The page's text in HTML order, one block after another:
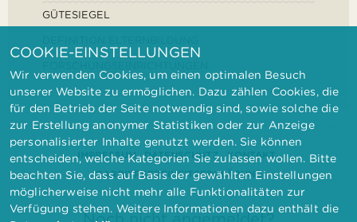
GÜTESIEGEL
IMPRESSUM DATENSCHUTZ
KONTAKT
BARRIEREFREIHEITSERKLÄRUNG
COOKIE-EINSTELLUNGEN
Wir verwenden Cookies, um einen optimalen Besuch
unserer Website zu ermöglichen. Dazu zählen Cookies, die
für den Betrieb der Seite notwendig sind, sowie solche die
zur Erstellung anonymer Statistiken oder zur Anzeige
personalisierter Inhalte genutzt werden. Sie können
entscheiden, welche Kategorien Sie zulassen wollen. Bitte
beachten Sie, dass auf Basis der gewählten Einstellungen
möglicherweise nicht mehr alle Funktionalitäten zur
Verfügung stehen. Weitere Informationen dazu enthält die